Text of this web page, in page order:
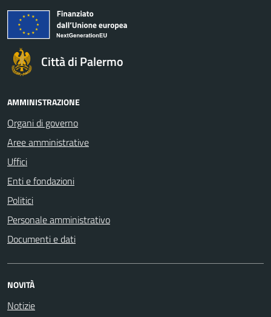
Città di Palermo
AMMINISTRAZIONE
Organi di governo
Aree amministrative
Uffici
Enti e fondazioni
Politici
Personale amministrativo
Documenti e dati
NOVITÀ
Notizie